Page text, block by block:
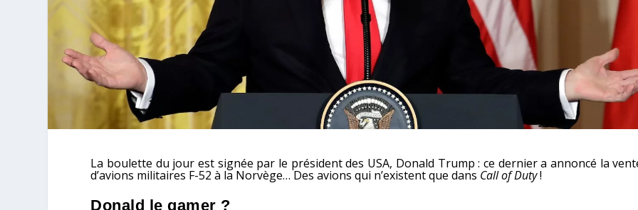
La boulette du jour est signée par le président des USA, Donald Trump : ce dernier a annoncé la
d’avions militaires F-52 à la Norvège… Des avions qui n’existent que dans Call of Duty!
Donald le gamer ?